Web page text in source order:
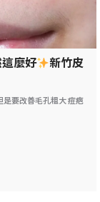
麼好 新竹皮
要改善毛孔粗大 痘疤